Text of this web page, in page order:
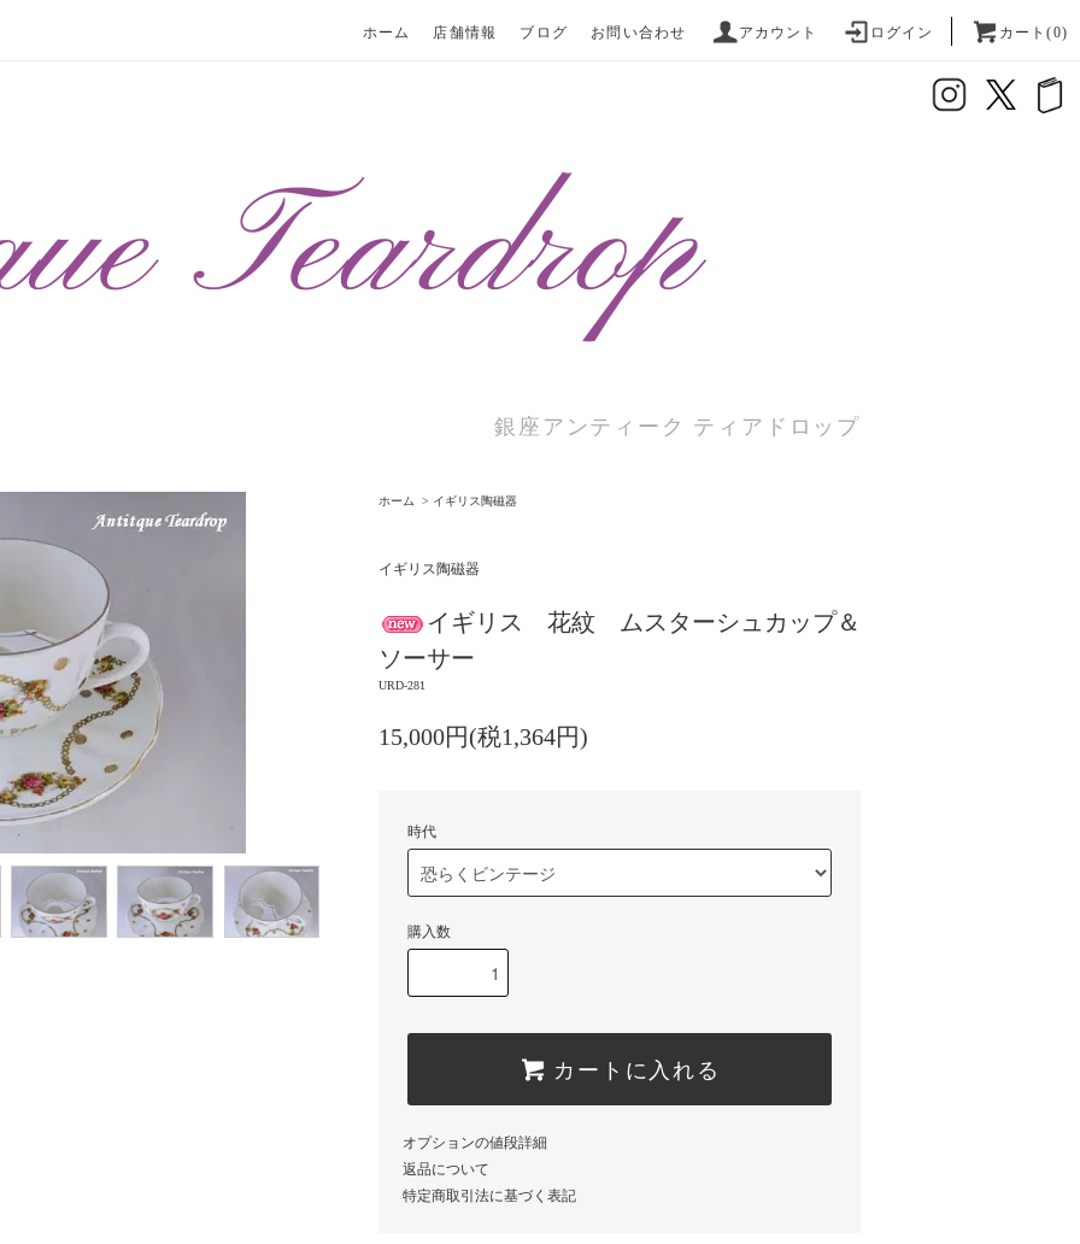
ホーム 店舗情報 ブログ お問い合わせ アカウント ログイン カート(0)
銀座アンティーク ティアドロップ
ホーム > イギリス陶磁器
イギリス陶磁器
イギリス 花紋 ムスターシュカップ＆
ソーサー
URD-281
15,000円(税1,364円)
時代
購入数
カートに入れる
オプションの値段詳細
返品について
特定商取引法に基づく表記